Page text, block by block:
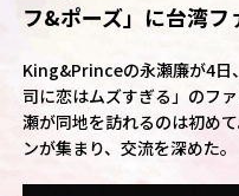
フ&ポーズ」に台湾
King&Princeの永瀬廉が4日
司に恋はムズすぎる」のフ
瀬が同地を訪れるのは初め
ンが集まり、交流を深めた。